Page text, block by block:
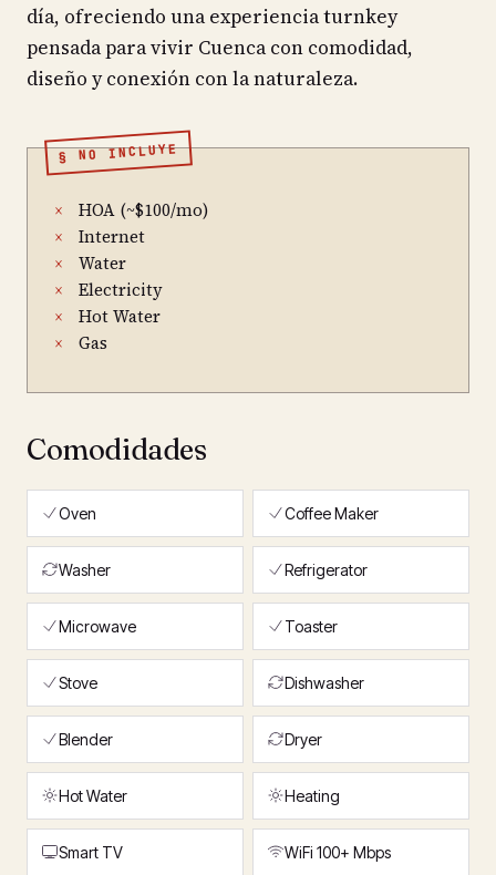
día, ofreciendo una experiencia turnkey
pensada para vivir Cuenca con comodidad,
diseño y conexión con la naturaleza.
§ NO INCLUYE
× HOA (~$100/mo)
× Internet
× Water
× Electricity
× Hot Water
× Gas
Comodidades
Oven Coffee Maker
Washer Refrigerator
Microwave Toaster
Stove Dishwasher
Blender Dryer
Hot Water Heating
Smart TV WiFi 100+ Mbps